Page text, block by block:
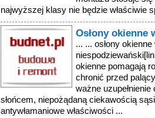
najwyższej klasy nie będzie właściwie
Osłony okienne
... ... osłony
okienne pomagają
chronić przed
ważne
słońcem, niepożądaną ciekawością
antywłamaniowe właściwości ...